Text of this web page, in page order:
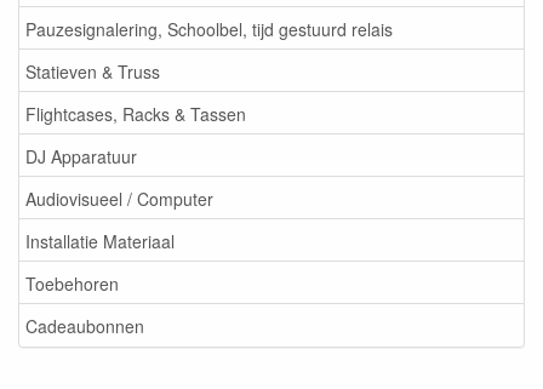
Pauzesignalering, Schoolbel, tijd gestuurd relais
Statieven & Truss
Flightcases, Racks & Tassen
DJ Apparatuur
Audiovisueel / Computer
Installatie Materiaal
Toebehoren
Cadeaubonnen